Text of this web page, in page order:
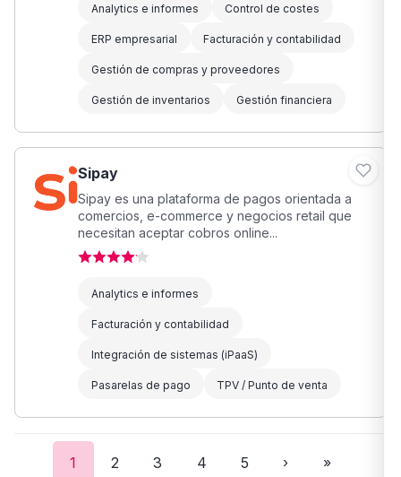
Analytics e informes Control de costes
ERP empresarial Facturación y contabilidad
Gestión de compras y proveedores
Gestión de inventarios Gestión financiera
Sipay
Sipay es una plataforma de pagos orientada a
comercios, e-commerce y negocios retail que
necesitan aceptar cobros online...
Analytics e informes
Facturación y contabilidad
Integración de sistemas (iPaaS)
Pasarelas de pago TPV / Punto de venta
1 2 3 4 5 › »